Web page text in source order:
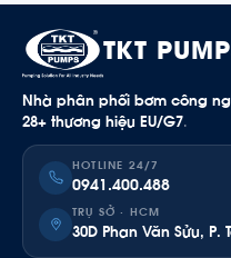
TKT
Nhà phân phối bơm công
28+ thương hiệu EU/G7.
HOTLINE 24/7
0941.400.488
TRỤ SỞ · HCM
30D Phan Văn Sửu, P.